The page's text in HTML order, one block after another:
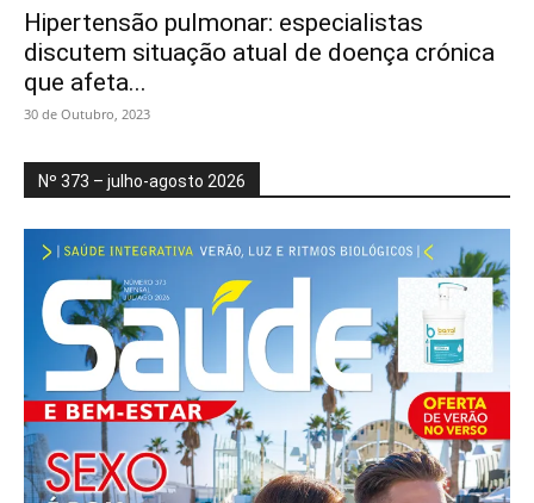
Hipertensão pulmonar: especialistas
discutem situação atual de doença crónica
que afeta...
30 de Outubro, 2023
Nº 373 – julho-agosto 2026